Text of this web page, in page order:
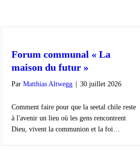
Forum communal « La
maison du futur »
Par Matthias Altwegg 30 juillet 2026
Comment faire pour que la seetal chile reste
à l'avenir un lieu où les gens rencontrent
Dieu, vivent la communion et la foi…